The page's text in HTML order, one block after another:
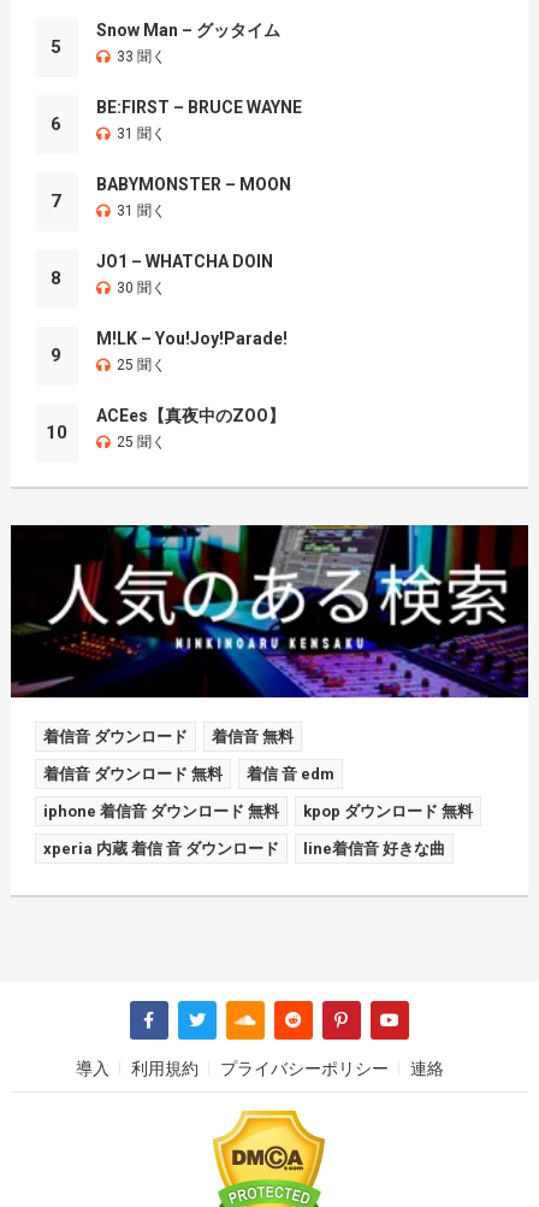
5
Snow Man – グッタイム
33 聞く
6
BE:FIRST – BRUCE WAYNE
31 聞く
7
BABYMONSTER – MOON
31 聞く
8
JO1 – WHATCHA DOIN
30 聞く
9
M!LK – You!Joy!Parade!
25 聞く
10
ACEes【真夜中のZOO】
25 聞く
着信音 ダウンロード 着信音 無料
着信音 ダウンロード 無料 着信 音 edm
iphone 着信音 ダウンロード 無料 kpop ダウンロード 無料
xperia 内蔵 着信 音 ダウンロード line着信音 好きな曲
導入 利用規約 プライバシーポリシー 連絡